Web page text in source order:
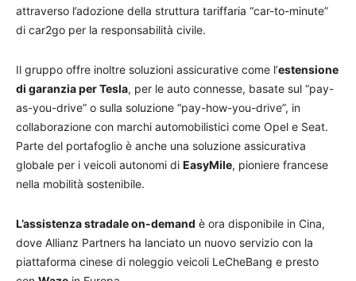
attraverso l’adozione della struttura tariffaria “car-to-minute”
di car2go per la responsabilità civile.
Il gruppo offre inoltre soluzioni assicurative come l’estensione
di garanzia per Tesla, per le auto connesse, basate sul “pay-
as-you-drive” o sulla soluzione “pay-how-you-drive”, in
collaborazione con marchi automobilistici come Opel e Seat.
Parte del portafoglio è anche una soluzione assicurativa
globale per i veicoli autonomi di EasyMile, pioniere francese
nella mobilità sostenibile.
L’assistenza stradale on-demand è ora disponibile in Cina,
dove Allianz Partners ha lanciato un nuovo servizio con la
piattaforma cinese di noleggio veicoli LeCheBang e presto